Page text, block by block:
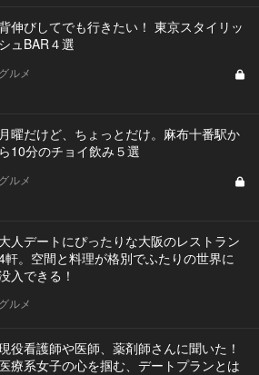
伸びしてでも行きたい！ 東京スタイリッ
シュBAR４選
グルメ
月曜だけど、ちょっとだけ。麻布十番駅か
ら10分のチョイ飲み５選
グルメ
大人デートにぴったりな大阪のレストラン
軒。空間と料理が格別でふたりの世界に
入できる！
グルメ
役看護師や医師、薬剤師さんに聞いた！
療系女子の心を掴む、デートプランとは